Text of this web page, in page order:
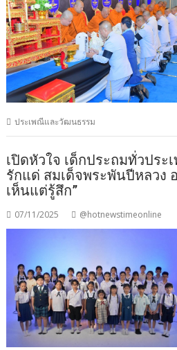
ประเพณีและวัฒนธรรม
เปิดหัวใจ เด็กประถมทั่วประ
รักแด่ สมเด็จพระพันปีหลวง
เห็นแต่รู้สึก”
07/11/2025 @hotnewstimeonline